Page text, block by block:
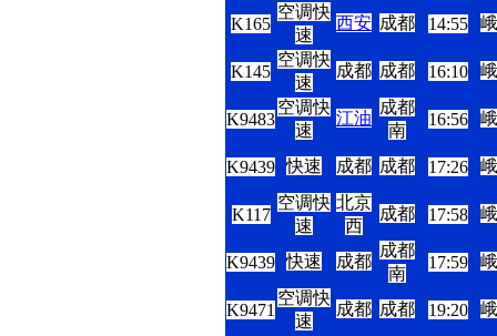
K165
空调快
速
西安 成都 14:55
K145
空调快
速
成都 成都 16:10
K9483
空调快
速
江油
成都
南
16:56
K9439 快速 成都 成都 17:26
K117
空调快
速
北京
西
成都 17:58
K9439 快速 成都
成都
南
17:59
K9471
空调快
速
成都 成都 19:20